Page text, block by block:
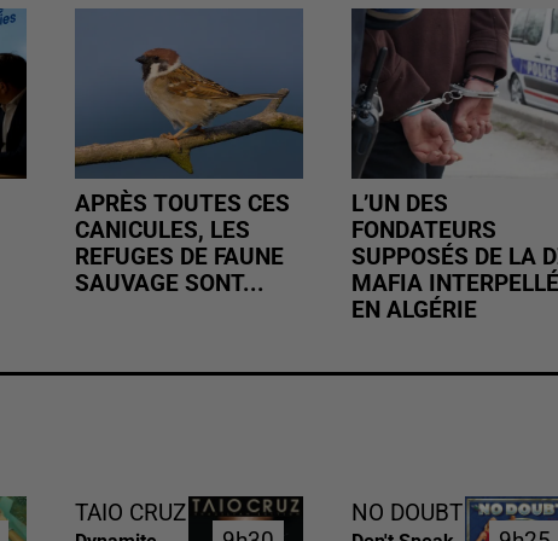
APRÈS TOUTES CES
CANICULES, LES
REFUGES DE FAUNE
SAUVAGE SONT...
L’UN DES
FONDATEURS
SUPPOSÉS DE LA
MAFIA INTERPELLÉ
EN ALGÉRIE
TAIO CRUZ NO DOUBT